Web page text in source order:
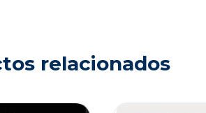
relacionados